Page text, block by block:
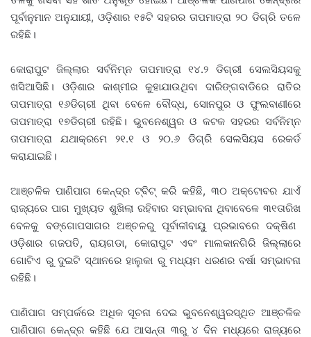
ପୂର୍ବାନୁମାନ ଅନୁଯାୟୀ, ଓଡ଼ିଶାର ୧୫ଟି ସହରର ତାପମାତ୍ରା ୨୦ ଡିଗ୍ରି ତଳେ
ରହିଛି।
କୋରାପୁଟ ଜିଲ୍ଲାର ସର୍ବନିମ୍ନ ତାପମାତ୍ରା ୧୪.୨ ଡିଗ୍ରୀ ସେଲସିୟସକୁ
ଖସିଆସିଛି। ଓଡ଼ିଶାର କାଶ୍ମୀର କୁହାଯାଉଥିବା ଦାରିଙ୍ଗବାଡିରେ ରାତିର
ତାପମାତ୍ରା ୧୬ଡିଗ୍ରୀ ଥିବା ବେଳେ ବୌଦ୍ଧ, ସୋନପୁର ଓ ଫୁଲବାଣୀରେ
ତାପମାତ୍ରା ୧୭ଡିଗ୍ରୀ ରହିଛି। ଭୁବନେଶ୍ୱର ଓ କଟକ ସହରର ସର୍ବନିମ୍ନ
ତାପମାତ୍ରା ଯଥାକ୍ରମେ ୨୧.୧ ଓ ୨୦.୬ ଡିଗ୍ରି ସେଲସିୟସ ରେକର୍ଡ
କରାଯାଇଛି।
ଆଞ୍ଚଳିକ ପାଣିପାଗ କେନ୍ଦ୍ର ଟ୍ବିଟ୍ କରି କହିଛି, ୩୦ ଅକ୍ଟୋବର ଯାଏଁ
ରାଜ୍ୟରେ ପାଗ ମୁଖ୍ୟତ ଶୁଖିଲା ରହିବାର ସମ୍ଭାବନା ଥିବାବେଳେ ୩୧ତାରିଖ
ବେଳକୁ ବଙ୍ଗୋପସାଗର ଅଞ୍ଚଳରୁ ପୂର୍ବାଳୀବାୟୁ ପ୍ରଭାବରେ ଦକ୍ଷିଣ
ଓଡ଼ିଶାର ଗଜପତି, ରାୟଗଡା, କୋରାପୁଟ ଏବଂ ମାଲକାନଗିରି ଜିଲ୍ଲାରେ
ଗୋଟିଏ ରୁ ଦୁଇଟି ସ୍ଥାନରେ ହାଲୁକା ରୁ ମଧ୍ୟମ ଧରଣର ବର୍ଷା ସମ୍ଭାବନା
ରହିଛି।
ପାଣିପାଗ ସମ୍ପର୍କରେ ଅଧିକ ସୂଚନା ଦେଇ ଭୁବନେଶ୍ୱରସ୍ଥିତ ଆଞ୍ଚଳିକ
ପାଣିପାଗ କେନ୍ଦ୍ର କହିଛି ଯେ ଆସନ୍ତା ୩ରୁ ୪ ଦିନ ମଧ୍ୟରେ ରାଜ୍ୟରେ